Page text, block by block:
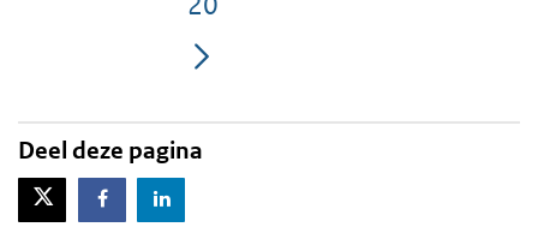
Pagina
Deel deze pagina
X-TwitterFacebookLinkedIn